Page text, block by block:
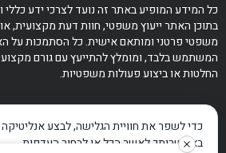
כל המידע המופיע באתר זה נועד לצרכי ידע כללי
בתוכן האתר ייעוץ משפטי, חוות דעת מקצועית, או
משפטי פרטני ומותאם אישית. כל הסתמכות על
המשתמש בלבד, ומומלץ להתייעץ עם גורם
החלטות או ביצוע פעולות משפטיות.
כדי לשפר את חוויית הגלישה, לבצע אנליטיקה
באפשרותך לאשר הכל או לבחור העדפות.